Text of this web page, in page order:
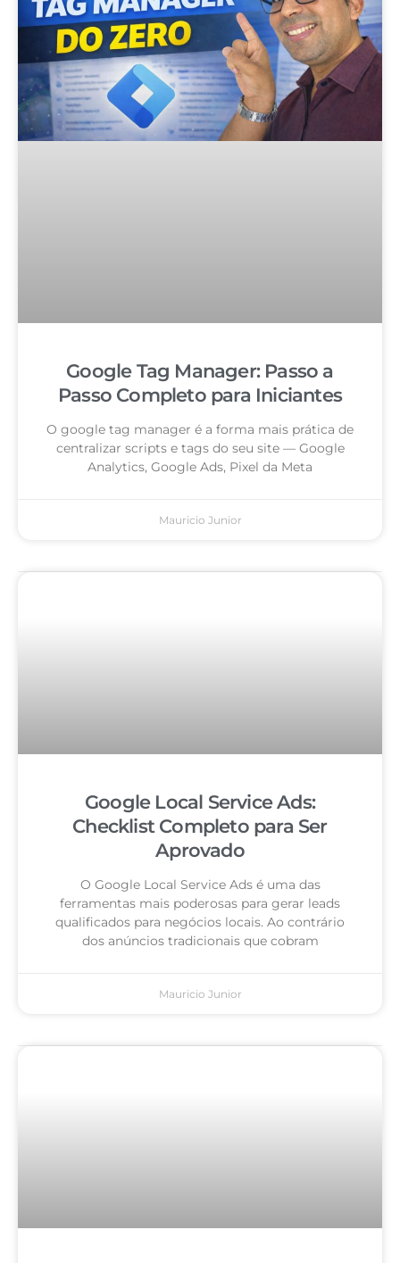
Google Tag Manager: Passo a
Passo Completo para Iniciantes
O google tag manager é a forma mais prática de
centralizar scripts e tags do seu site — Google
Analytics, Google Ads, Pixel da Meta
Mauricio Junior
Google Local Service Ads:
Checklist Completo para Ser
Aprovado
O Google Local Service Ads é uma das
ferramentas mais poderosas para gerar leads
qualificados para negócios locais. Ao contrário
dos anúncios tradicionais que cobram
Mauricio Junior